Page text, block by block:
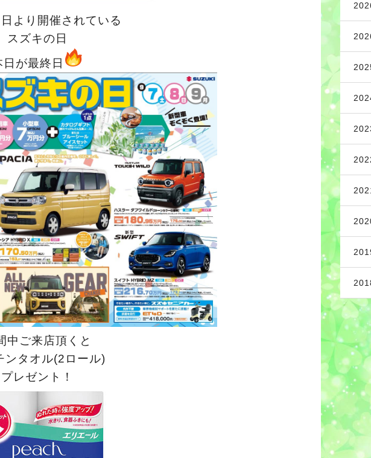
より開催されている
スズキの日
日が最終日
中ご来店頂くと
ンタオル(2ロール)
プレゼント！